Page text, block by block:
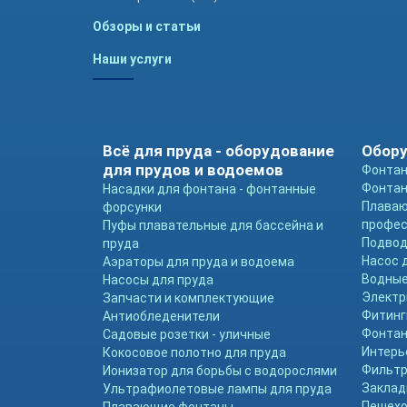
Обзоры и статьи
Наши услуги
Всё для пруда - оборудование
для прудов и водоемов
Насадки для фонтана - фонтанные
форсунки
Пуфы плавательные для бассейна и
пруда
Аэраторы для пруда и водоема
Насосы для пруда
Запчасти и комплектующие
Антиобледенители
Садовые розетки - уличные
Кокосовое полотно для пруда
Ионизатор для борьбы с водорослями
Ультрафиолетовые лампы для пруда
Насос